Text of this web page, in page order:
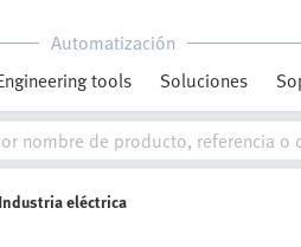
Automatización
tools Soluciones
Industria eléctrica